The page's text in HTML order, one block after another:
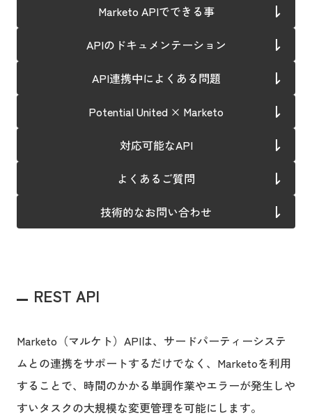
Marketo APIでできる事
APIのドキュメンテーション
API連携中によくある問題
Potential United × Marketo
対応可能なAPI
よくあるご質問
技術的なお問い合わせ
REST API
Marketo（マルケト）APIは、サードパーティーシステ
ムとの連携をサポートするだけでなく、Marketoを利用
することで、時間のかかる単調作業やエラーが発生しや
すいタスクの大規模な変更管理を可能にします。